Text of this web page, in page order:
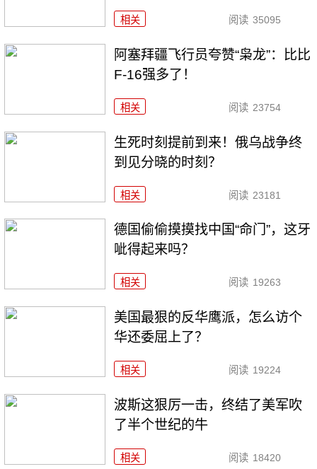
相关 阅读 35095
阿塞拜疆飞行员夸赞“枭龙”：比比
F-16强多了！
相关 阅读 23754
生死时刻提前到来！俄乌战争终
到见分晓的时刻？
相关 阅读 23181
德国偷偷摸摸找中国“命门”，这牙
呲得起来吗？
相关 阅读 19263
美国最狠的反华鹰派，怎么访个
华还委屈上了？
相关 阅读 19224
波斯这狠厉一击，终结了美军吹
了半个世纪的牛
相关 阅读 18420